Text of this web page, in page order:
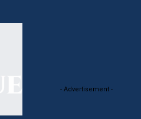
- Advertisement -